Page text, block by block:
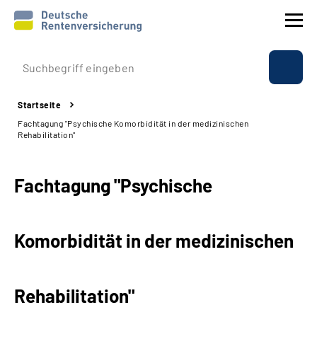
Prävention
Reha
Beratung & Kontakt
Experten
Startseite
Fachtagung "Psychische Komorbidität in der medizinischen
Rehabilitation"
Fachtagung "Psychische
Komorbidität in der medizinischen
Rehabilitation"